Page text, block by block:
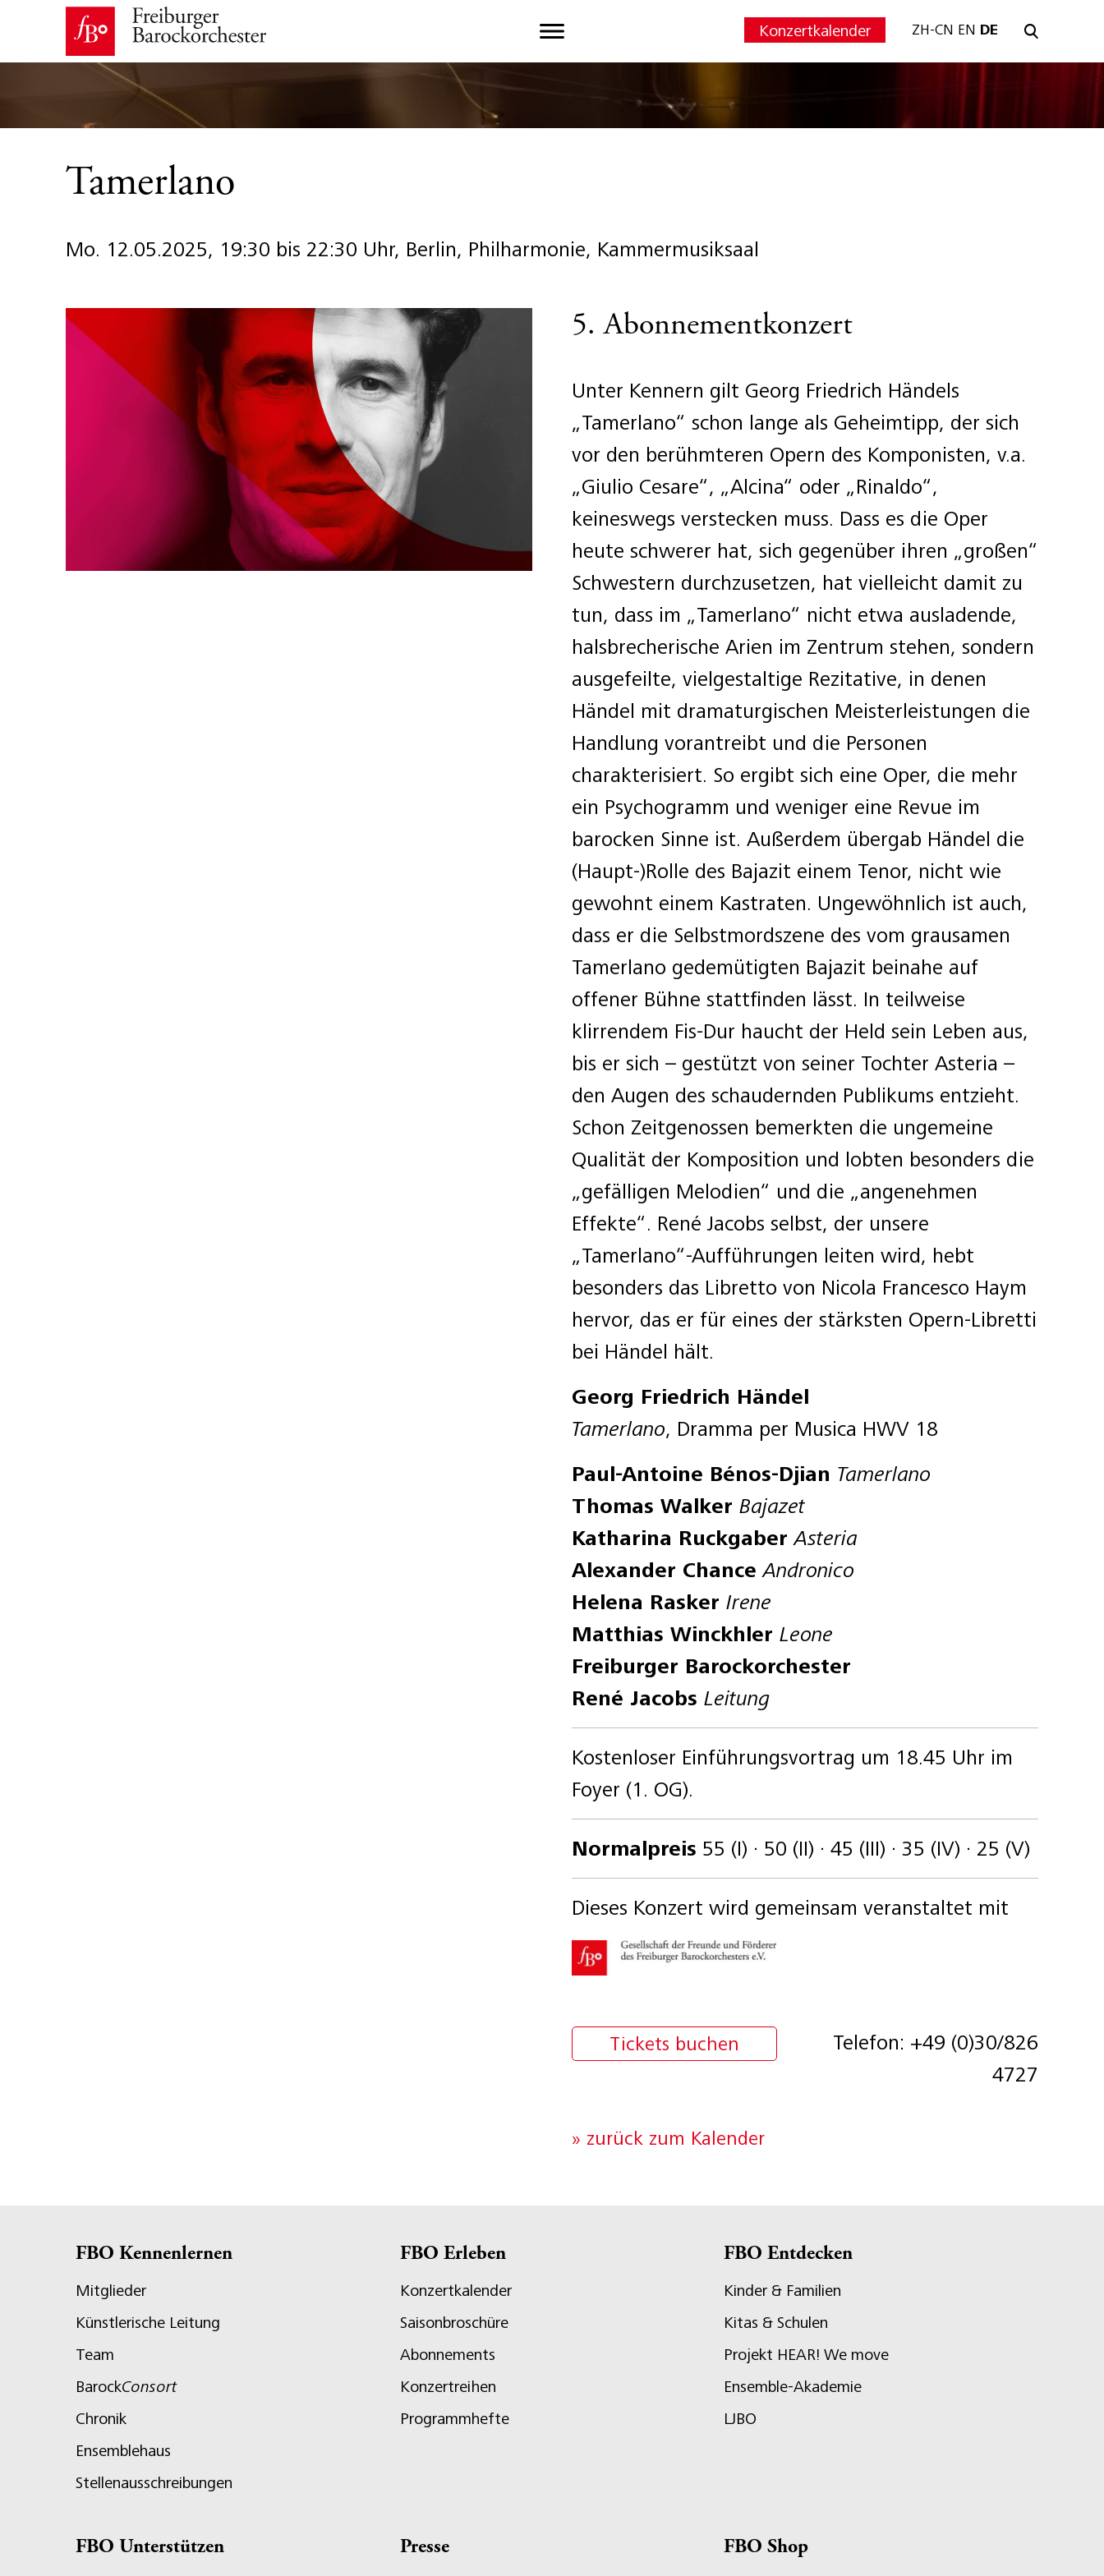
Konzertkalender ZH-CN EN DE
Tamerlano
Mo. 12.05.2025, 19:30 bis 22:30 Uhr, Berlin, Philharmonie, Kammermusiksaal
5. Abonnementkonzert
Unter Kennern gilt Georg Friedrich Händels
„Tamerlano“ schon lange als Geheimtipp, der sich
vor den berühmteren Opern des Komponisten, v.a.
„Giulio Cesare“, „Alcina“ oder „Rinaldo“,
keineswegs verstecken muss. Dass es die Oper
heute schwerer hat, sich gegenüber ihren „großen“
Schwestern durchzusetzen, hat vielleicht damit zu
tun, dass im „Tamerlano“ nicht etwa ausladende,
halsbrecherische Arien im Zentrum stehen, sondern
ausgefeilte, vielgestaltige Rezitative, in denen
Händel mit dramaturgischen Meisterleistungen die
Handlung vorantreibt und die Personen
charakterisiert. So ergibt sich eine Oper, die mehr
ein Psychogramm und weniger eine Revue im
barocken Sinne ist. Außerdem übergab Händel die
(Haupt-)Rolle des Bajazit einem Tenor, nicht wie
gewohnt einem Kastraten. Ungewöhnlich ist auch,
dass er die Selbstmordszene des vom grausamen
Tamerlano gedemütigten Bajazit beinahe auf
offener Bühne stattfinden lässt. In teilweise
klirrendem Fis-Dur haucht der Held sein Leben aus,
bis er sich – gestützt von seiner Tochter Asteria –
den Augen des schaudernden Publikums entzieht.
Schon Zeitgenossen bemerkten die ungemeine
Qualität der Komposition und lobten besonders die
„gefälligen Melodien“ und die „angenehmen
Effekte“. René Jacobs selbst, der unsere
„Tamerlano“-Aufführungen leiten wird, hebt
besonders das Libretto von Nicola Francesco Haym
hervor, das er für eines der stärksten Opern-Libretti
bei Händel hält.
Georg Friedrich Händel
Tamerlano, Dramma per Musica HWV 18
Paul-Antoine Bénos-Djian Tamerlano
Thomas Walker Bajazet
Katharina RuckgaberAsteria
Alexander ChanceAndronico
Helena Rasker Irene
Matthias Winckhler Leone
Freiburger Barockorchester
René Jacobs Leitung
Kostenloser Einführungsvortrag um 18.45 Uhr im
Foyer (1. OG).
Normalpreis 55 (I) · 50 (II) · 45 (III) · 35 (IV) · 25 (V)
Dieses Konzert wird gemeinsam veranstaltet mit
Tickets buchen
Telefon: +49 (0)30/826
4727
» zurück zum Kalender
FBO Kennenlernen
Mitglieder
Künstlerische Leitung
Team
BarockConsort
Chronik
Ensemblehaus
Stellenausschreibungen
FBO Erleben
Konzertkalender
Saisonbroschüre
Abonnements
Konzertreihen
Programmhefte
FBO Entdecken
Kinder & Familien
Kitas & Schulen
Projekt HEAR! We move
Ensemble-Akademie
LJBO
FBO Unterstützen Presse FBO Shop